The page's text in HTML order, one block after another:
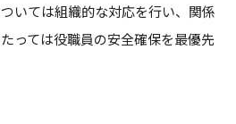
いては組織的な対応を行い、関係
っては役職員の安全確保を最優先